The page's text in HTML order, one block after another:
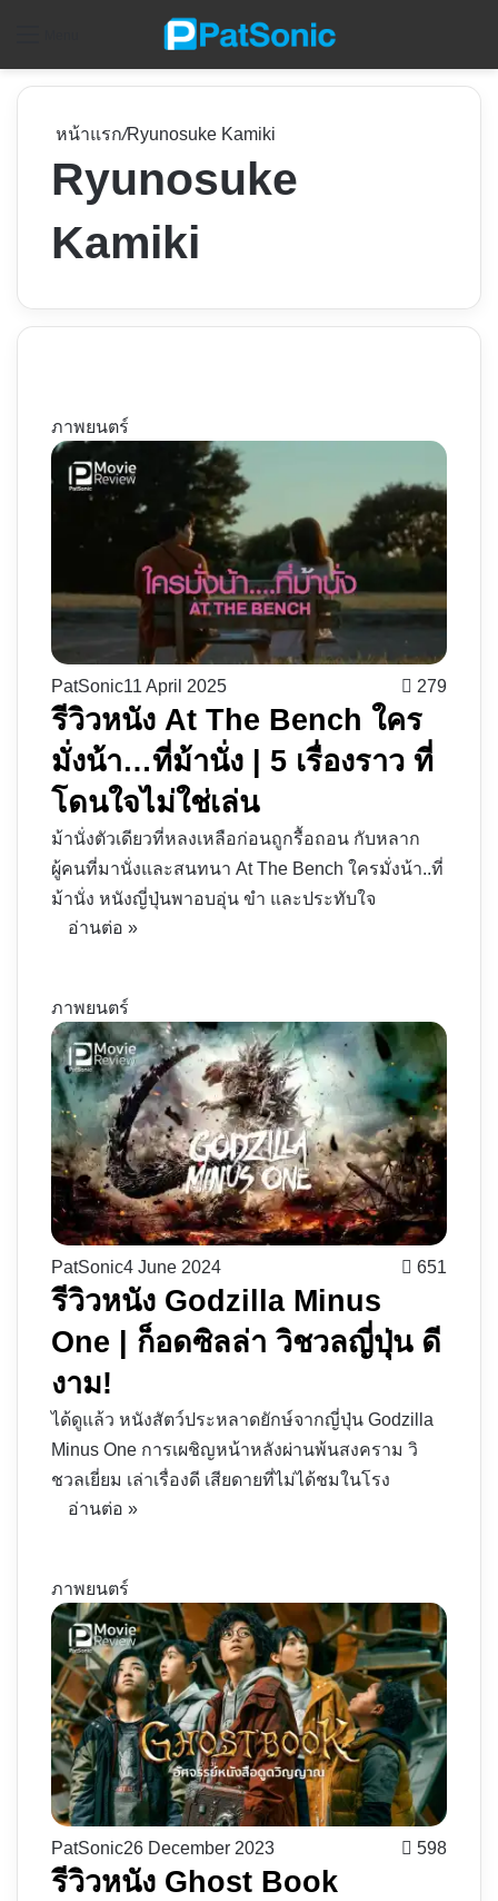
หน้าแรก/Ryunosuke Kamiki
Ryunosuke
Kamiki
ภาพยนตร์
PatSonic11 April 2025 279
รีวิวหนัง At The Bench ใคร
มั่งน้า…ที่ม้านั่ง | 5 เรื่องราว ที่
โดนใจไม่ใช่เล่น
ม้านั่งตัวเดียวที่หลงเหลือก่อนถูกรื้อถอน กับหลาก
ผู้คนที่มานั่งและสนทนา At The Bench ใครมั่งน้า..ที่
ม้านั่ง หนังญี่ปุ่นพาอบอุ่น ขำ และประทับใจ
อ่านต่อ »
ภาพยนตร์
PatSonic4 June 2024 651
รีวิวหนัง Godzilla Minus
One | ก็อดซิลล่า วิชวลญี่ปุ่น ดี
งาม!
ได้ดูแล้ว หนังสัตว์ประหลาดยักษ์จากญี่ปุ่น Godzilla
Minus One การเผชิญหน้าหลังผ่านพ้นสงคราม วิ
ชวลเยี่ยม เล่าเรื่องดี เสียดายที่ไม่ได้ชมในโรง
อ่านต่อ »
ภาพยนตร์
PatSonic26 December 2023 598
รีวิวหนัง Ghost Book